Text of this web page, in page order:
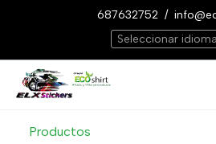
687632752 /
Seleccionar idioma
Productos